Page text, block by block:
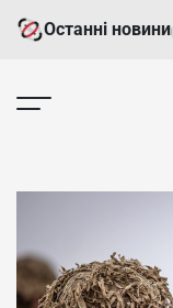
Останні новини
Колишнього